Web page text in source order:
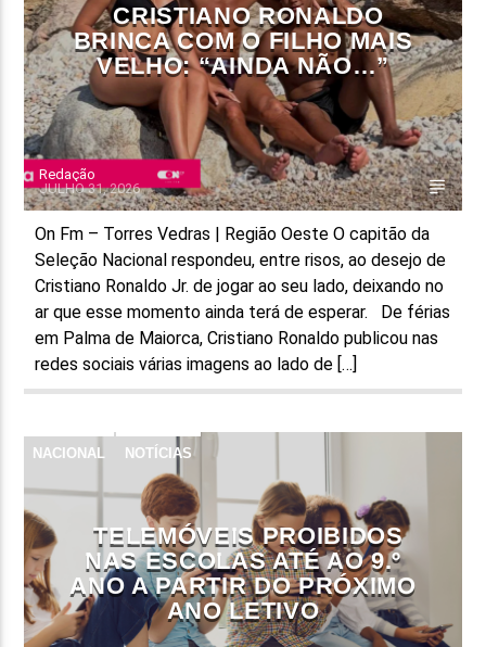
CRISTIANO RONALDO
BRINCA COM O FILHO MAIS
VELHO: “AINDA NÃO…”
Redação
JULHO 31, 2026
On Fm – Torres Vedras | Região Oeste O capitão da
Seleção Nacional respondeu, entre risos, ao desejo de
Cristiano Ronaldo Jr. de jogar ao seu lado, deixando no
ar que esse momento ainda terá de esperar. De férias
em Palma de Maiorca, Cristiano Ronaldo publicou nas
redes sociais várias imagens ao lado de […]
NACIONAL NOTÍCIAS
TELEMÓVEIS PROIBIDOS
NAS ESCOLAS ATÉ AO 9.º
ANO A PARTIR DO PRÓXIMO
ANO LETIVO